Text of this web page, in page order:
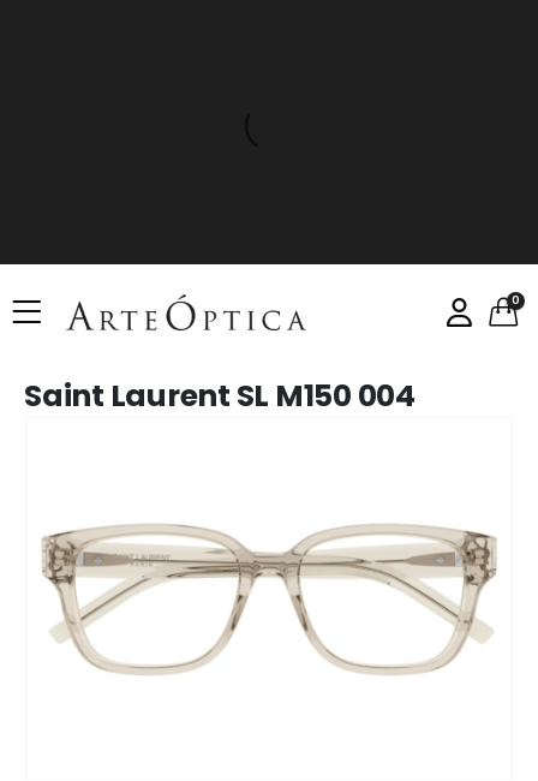
0
Saint Laurent SL M150 004